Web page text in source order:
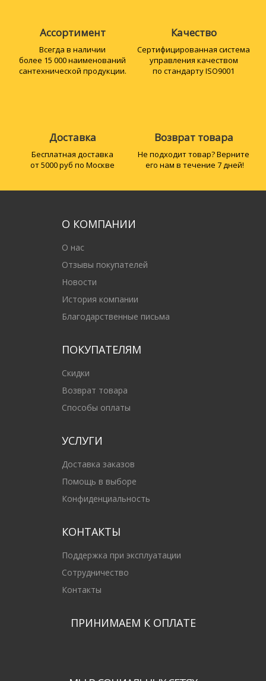
Ассортимент
Всегда в наличии
более 15 000 наименований
сантехнической продукции.
Качество
Сертифициро­ванная система
управления качеством
по стандарту ISO9001
Доставка
Бесплатная доставка
от 5000 руб по Москве
Возврат товара
Не подходит товар? Верните
его нам в течение 7 дней!
О КОМПАНИИ
О нас
Отзывы покупателей
Новости
История компании
Благодарственные письма
ПОКУПАТЕЛЯМ
Скидки
Возврат товара
Способы оплаты
УСЛУГИ
Доставка заказов
Помощь в выборе
Конфиденциальность
КОНТАКТЫ
Поддержка при эксплуатации
Сотрудничество
Контакты
ПРИНИМАЕМ К ОПЛАТЕ